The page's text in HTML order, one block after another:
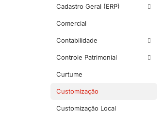
Cadastro Geral (ERP)
Comercial
Contabilidade
Controle Patrimonial
Curtume
Customização
Customização Local